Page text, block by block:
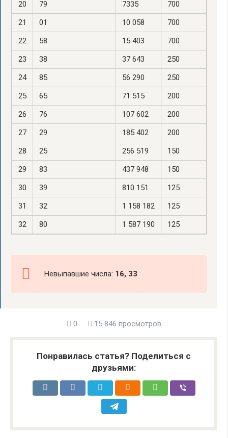
20 79 7335
700
21
01 10 058
700
22
58 15 403
700
23
38 37 643
250
24
85 56 290
250
25
65 71 515
200
26
76 107 602
200
27
29 185 402
200
28
25 256 519
150
29
83 437 948
150
30
39 810 151
125
31
32 1 158 182
125
32
80 1 587 190 125
Невыпавшие числа: 16, 33
0 15 846 просмотров
Понравилась статья? Поделиться с
друзьями: